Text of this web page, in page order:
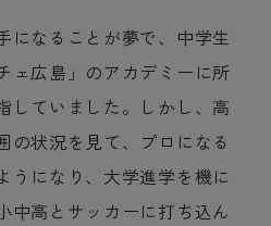
になることが夢で、中学生
ェ広島」のアカデミーに所
していました。しかし、高
の状況を見て、プロになる
うになり、大学進学を機に
中高とサッカーに打ち込ん